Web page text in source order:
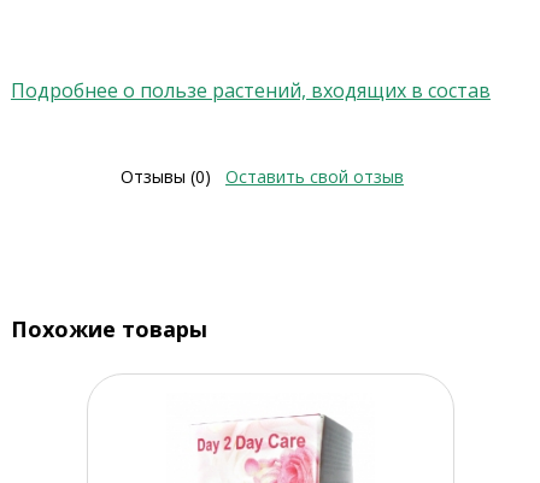
Подробнее о пользе растений, входящих в состав
Отзывы (0) Оставить свой отзыв
Похожие товары